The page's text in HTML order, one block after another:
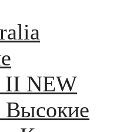
II NEW